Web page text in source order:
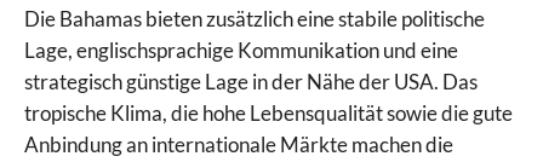
Die Bahamas bieten zusätzlich eine stabile politische
Lage, englischsprachige Kommunikation und eine
strategisch günstige Lage in der Nähe der USA. Das
tropische Klima, die hohe Lebensqualität sowie die gute
Anbindung an internationale Märkte machen die